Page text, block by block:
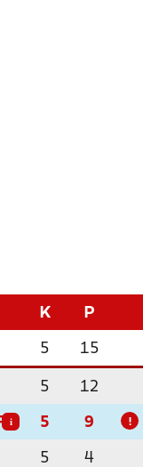
K P
5 15
5 12
i 5 9 !
5 4